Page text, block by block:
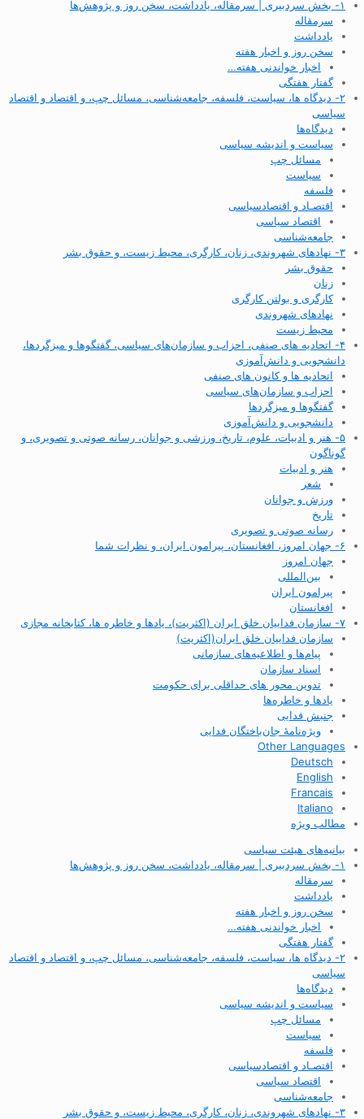
۱- بخش سردبیری | سرمقاله، یادداشت، سخن روز و پژوهش‌ها
سرمقاله
یادداشت
سخن روز و اخبار هفته
اخبار خواندنی هفته…
گفتار هفتگی
۲- دیدگاه ها، سیاست، فلسفه، جامعه‌شناسی، مسائل چپ، و اقتصاد و اقتصاد
سیاسی
دیدگاه‌ها
سیاست و اندیشه سیاسی
مسائل چپ
سیاست
فلسفه
اقتصـاد و اقتصاد‌سیاسی
اقتصاد سیاسی
جامعه‌شناسی
۳- نهادهای شهروندی، زنان، کارگری، محیط زیست، و حقوق بشر
حقوق بشر
زنان
کارگری و بولتن کارگری
نهادهای شهروندی
محیط زیست
۴- اتحادیه های صنفی، احزاب و سازمان‌های سیاسی، گفتگوها و میزگردها،
دانشجویی و دانش‌آموزی
اتحادیه ها و کانون های صنفی
احزاب و سازمان‌های سیاسی
گفتگوها و میزگردها
دانشجویی و دانش‌آموزی
۵- هنر و ادبیات، علوم، تاریخ، ورزشی و جوانان، رسانه صوتی و تصویری، و
گوناگون
هنر و ادبیات
شعر
ورزش و جوانان
تاریخ
رسانه صوتی و تصویری
۶- جهان امروز، افغانستان، پیرامون ایران، و نظرات شما
جهان امروز
بین‌المللی
پیرامون ایران
افغانستان
۷- سازمان فداییان خلق ایران (اکثریت)، یادها و خاطره ها، کتابخانه مجازی
سازمان فداییان خلق ایران(اکثریت)
پیام‌ها و اطلاعیه‌های سازمانی
اسناد سازمان
تدوین محور های حداقلی برای حکومت
یادها و خاطره‌ها
جنبش فدایی
ویژه‌نامهٔ جان‌باختگان فدایی
Other Languages
Deutsch
English
Francais
Italiano
مطالب ویژه
بیانیه‌های هیئت سیاسی
۱- بخش سردبیری | سرمقاله، یادداشت، سخن روز و پژوهش‌ها
سرمقاله
یادداشت
سخن روز و اخبار هفته
اخبار خواندنی هفته…
گفتار هفتگی
۲- دیدگاه ها، سیاست، فلسفه، جامعه‌شناسی، مسائل چپ، و اقتصاد و اقتصاد
سیاسی
دیدگاه‌ها
سیاست و اندیشه سیاسی
مسائل چپ
سیاست
فلسفه
اقتصـاد و اقتصاد‌سیاسی
اقتصاد سیاسی
جامعه‌شناسی
۳- نهادهای شهروندی، زنان، کارگری، محیط زیست، و حقوق بشر